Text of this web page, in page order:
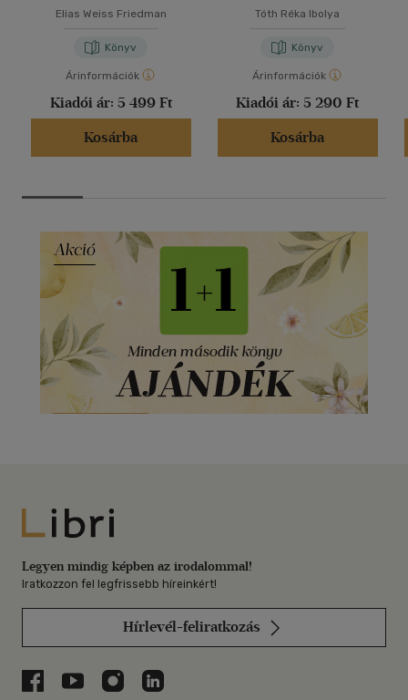
Elias Weiss Friedman
Könyv
Árinformációk
Kiadói ár: 5 499 Ft
Kosárba
Tóth Réka Ibolya
Könyv
Árinformációk
Kiadói ár: 5 290 Ft
Kosárba
Libri
Legyen mindig képben az irodalommal!
Iratkozzon fel legfrissebb híreinkért!
Hírlevél-feliratkozás
Libri a Facebookon
Libri a Youtube-on
Libri az Instagramon
Libri a LinkedInen